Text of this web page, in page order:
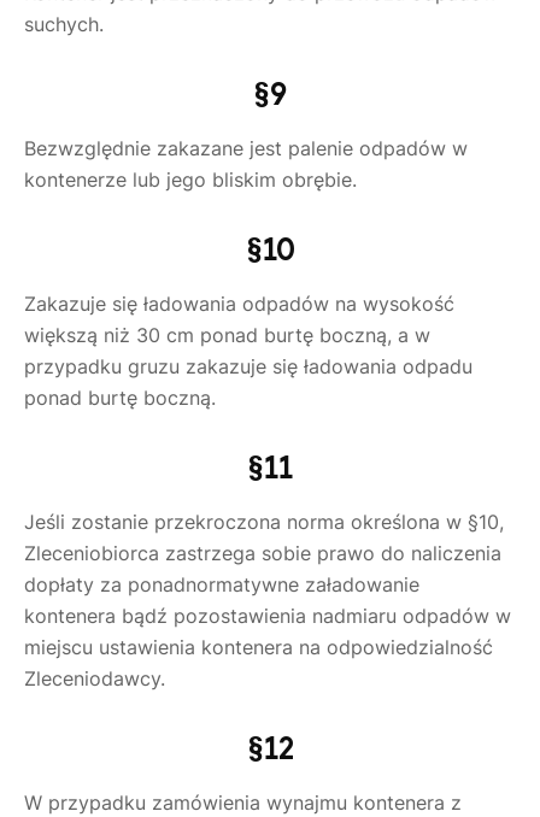
suchych.
§9
Bezwzględnie zakazane jest palenie odpadów w
kontenerze lub jego bliskim obrębie.
§10
Zakazuje się ładowania odpadów na wysokość
większą niż 30 cm ponad burtę boczną, a w
przypadku gruzu zakazuje się ładowania odpadu
ponad burtę boczną.
§11
Jeśli zostanie przekroczona norma określona w §10,
Zleceniobiorca zastrzega sobie prawo do naliczenia
dopłaty za ponadnormatywne załadowanie
kontenera bądź pozostawienia nadmiaru odpadów w
miejscu ustawienia kontenera na odpowiedzialność
Zleceniodawcy.
§12
W przypadku zamówienia wynajmu kontenera z